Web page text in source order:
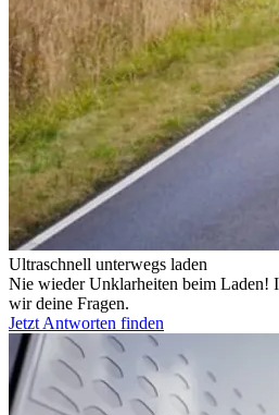
Ultraschnell unterwegs laden
Nie wieder Unklarheiten beim Laden!
wir deine Fragen.
Jetzt Antworten finden